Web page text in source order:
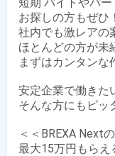
お探しの方もぜひ！
社内でも激レア
ほとんどの方が
まずはカンタンな
安定企業で働きた
そんな方にもピッ
＜＜BREXA Next
最大15万円もらえ